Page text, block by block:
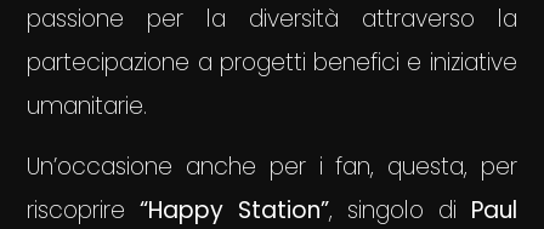
passione per la diversità attraverso la
partecipazione a progetti benefici e iniziative
umanitarie.
Un’occasione anche per i fan, questa, per
riscoprire“Happy Station”, singolo di Paul